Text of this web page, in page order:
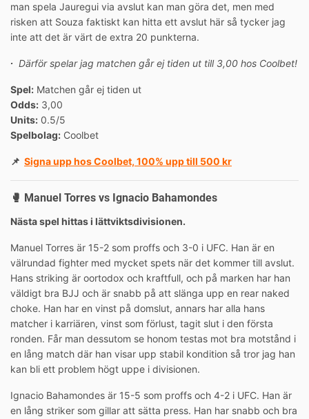
man spela Jauregui via avslut kan man göra det, men med
risken att Souza faktiskt kan hitta ett avslut här så tycker jag
inte att det är värt de extra 20 punkterna.
∙ Därför spelar jag matchen går ej tiden ut till 3,00 hos Coolbet!
Spel: Matchen går ej tiden ut
Odds: 3,00
Units: 0.5/5
Spelbolag: Coolbet
📌 Signa upp hos Coolbet, 100% upp till 500 kr
🥊 Manuel Torres vs Ignacio Bahamondes
Nästa spel hittas i lättviktsdivisionen.
Manuel Torres är 15-2 som proffs och 3-0 i UFC. Han är en
välrundad fighter med mycket spets när det kommer till avslut.
Hans striking är oortodox och kraftfull, och på marken har han
väldigt bra BJJ och är snabb på att slänga upp en rear naked
choke. Han har en vinst på domslut, annars har alla hans
matcher i karriären, vinst som förlust, tagit slut i den första
ronden. Får man dessutom se honom testas mot bra motstånd i
en lång match där han visar upp stabil kondition så tror jag han
kan bli ett problem högt uppe i divisionen.
Ignacio Bahamondes är 15-5 som proffs och 4-2 i UFC. Han är
en lång striker som gillar att sätta press. Han har snabb och bra